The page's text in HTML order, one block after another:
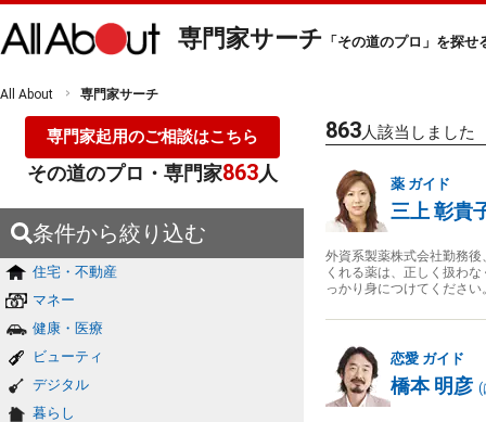
専門家サーチ 「その道のプロ」を探せ
All About 専門家サーチ
専門家起用のご相談はこちら
その道のプロ・専門家863人
条件から絞り込む
住宅・不動産
マネー
健康・医療
ビューティ
デジタル
暮らし
863人該当しました
薬 ガイド
三上 彰貴
外資系製薬株式会社勤務
くれる薬は、正しく扱わ
っかり身につけてください
恋愛 ガイド
橋本 明彦 (